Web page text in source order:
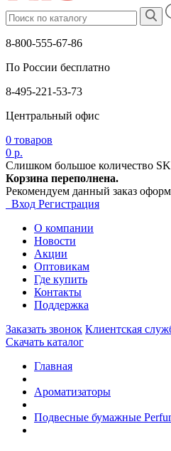
8-800-555-67-86
По России бесплатно
8-495-221-53-73
Центральный офис
0 товаров
0 р.
Слишком большое количество
Корзина переполнена.
Рекомендуем данный заказ
Вход Регистрация
О компании
Новости
Акции
Оптовикам
Где купить
Контакты
Поддержка
Заказать звонок Клиентская
Скачать каталог
Главная
Ароматизаторы
Подвесные бумажные